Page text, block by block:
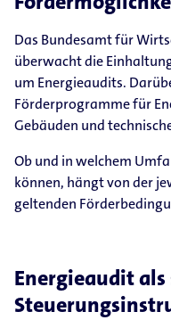
Das Bundesamt für
überwacht die
um Energieaudits.
Förderprogramme für
Gebäuden und
Ob und in welchem
können, hängt von der
geltenden
Energieaudit